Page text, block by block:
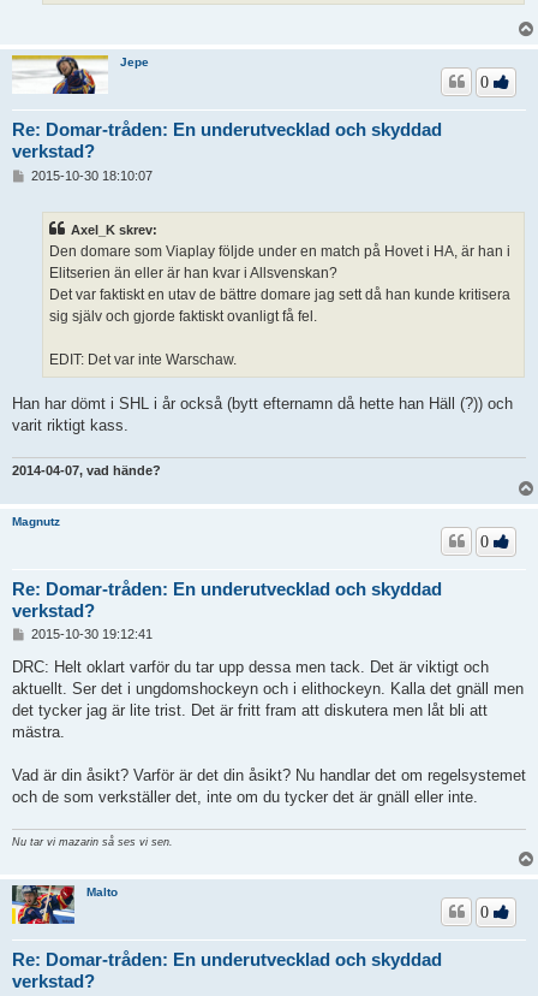
Jepe
Re: Domar-tråden: En underutvecklad och skyddad
verkstad?
0
2015-10-30 18:10:07
Axel_K skrev:
Den domare som Viaplay följde under en match på Hovet i HA, är han i
Elitserien än eller är han kvar i Allsvenskan?
Det var faktiskt en utav de bättre domare jag sett då han kunde kritisera
sig själv och gjorde faktiskt ovanligt få fel.
EDIT: Det var inte Warschaw.
Han har dömt i SHL i år också (bytt efternamn då hette han Häll (?)) och
varit riktigt kass.
2014-04-07, vad hände?
Magnutz
Re: Domar-tråden: En underutvecklad och skyddad
verkstad?
0
l
g
g
2015-10-30 19:12:41
DRC: Helt oklart varför du tar upp dessa men tack. Det är viktigt och
aktuellt. Ser det i ungdomshockeyn och i elithockeyn. Kalla det gnäll men
det tycker jag är lite trist. Det är fritt fram att diskutera men låt bli att
mästra.
Vad är din åsikt? Varför är det din åsikt? Nu handlar det om regelsystemet
och de som verkställer det, inte om du tycker det är gnäll eller inte.
Nu tar vi mazarin så ses vi sen.
Malto
Re: Domar-tråden: En underutvecklad och skyddad
verkstad?
0